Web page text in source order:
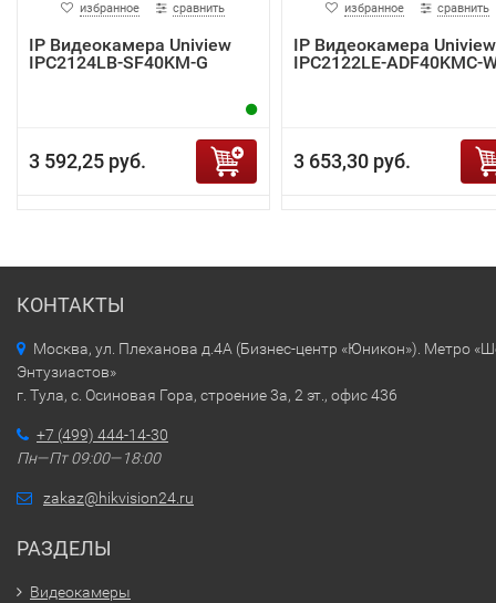
избранное сравнить
IP Видеокамера Uniview
IPC2124LB-SF40KM-G
3 592,25 руб.
избранное сравнить
IP Видеокамера Uniview
IPC2122LE-ADF40KMC-
3 653,30 руб.
КОНТАКТЫ
Москва, ул. Плеханова д.4А (Бизнес-центр «Юникон»). Метро
Энтузиастов»
г. Тула, с. Осиновая Гора, строение 3а, 2 эт., офис 436
+7 (499) 444-14-30
Пн—Пт 09:00—18:00
zakaz@hikvision24.ru
РАЗДЕЛЫ
Видеокамеры